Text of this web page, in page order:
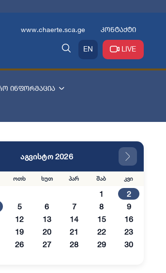
www.chaerte.sca.ge კონტაქტი
EN LIVE
ინფორმაცია
აგვისტო 2026
ოთხ ხუთ პარ შაბ კვი
1
2
5 6 7 8
9
12 13 14 15
16
19 20 21 22
23
26 27 28 29
30